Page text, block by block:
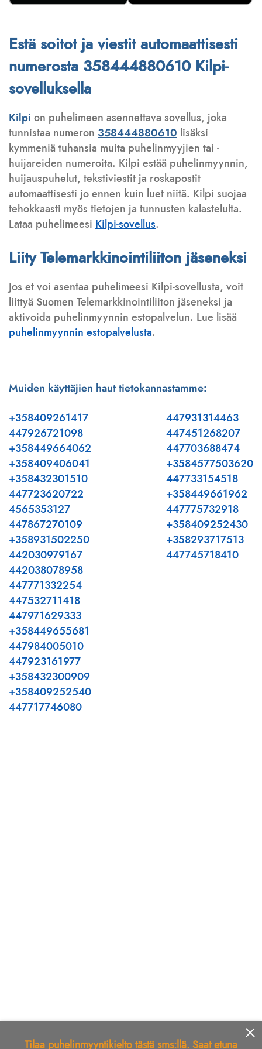
Estä soitot ja viestit automaattisesti
numerosta 358444880610 Kilpi-
sovelluksella
Kilpi on puhelimeen asennettava sovellus, joka
tunnistaa numeron 358444880610 lisäksi
kymmeniä tuhansia muita puhelinmyyjien tai -
huijareiden numeroita. Kilpi estää puhelinmyynnin,
huijauspuhelut, tekstiviestit ja roskapostit
automaattisesti jo ennen kuin luet niitä. Kilpi suojaa
tehokkaasti myös tietojen ja tunnusten kalastelulta.
Lataa puhelimeesi Kilpi-sovellus.
Liity Telemarkkinointiliiton jäseneksi
Jos et voi asentaa puhelimeesi Kilpi-sovellusta, voit
liittyä Suomen Telemarkkinointiliiton jäseneksi ja
aktivoida puhelinmyynnin estopalvelun. Lue lisää
puhelinmyynnin estopalvelusta.
Muiden käyttäjien haut tietokannastamme:
+358409261417
447926721098
+358449664062
+358409406041
+358432301510
447723620722
4565353127
447867270109
+358931502250
442030979167
447931314463
447451268207
447703688474
+3584577503620
447733154518
+358449661962
447775732918
+358409252430
+358293717513
447745718410
442038078958
447771332254
447532711418
447971629333
+358449655681
447984005010
447923161977
+358432300909
+358409252540
447717746080
Tilaa puhelinmyyntikielto tästä sms:llä. Saat etuna